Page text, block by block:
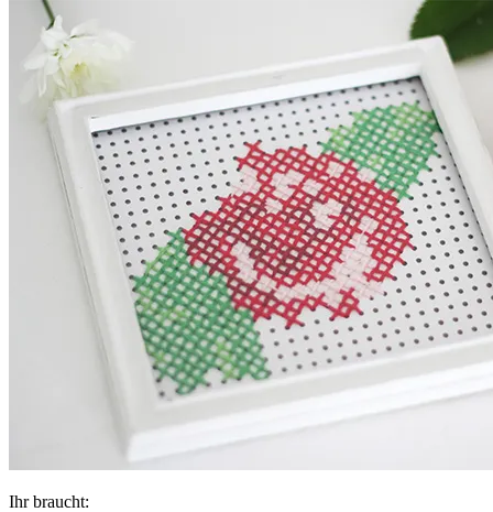
Ihr braucht: